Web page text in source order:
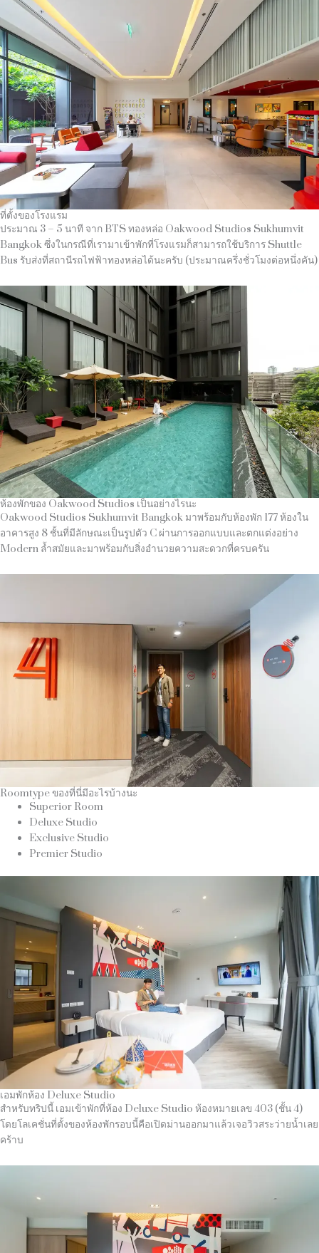
ที่ตั้งของโรงแรม
ประมาณ 3 – 5 นาที จาก BTS ทองหล่อ Oakwood Studios Sukhumvit
Bangkok ซึ่งในกรณีที่เรามาเข้าพักที่โรงแรมก็สามารถใช้บริการ Shuttle
Bus รับส่งที่สถานีรถไฟฟ้าทองหล่อได้นะครับ (ประมาณครึ่งชั่วโมงต่อหนึ่งคัน)
ห้องพักของ Oakwood Studios เป็นอย่างไรนะ
Oakwood Studios Sukhumvit Bangkok มาพร้อมกับห้องพัก 177 ห้องใน
อาคารสูง 8 ชั้นที่มีลักษณะเป็นรูปตัว C ผ่านการออกแบบและตกแต่งอย่าง
Modern ล้ำสมัยและมาพร้อมกับสิ่งอำนวยความสะดวกที่ครบครัน
Roomtype ของที่นี่มีอะไรบ้างนะ
Superior Room
Deluxe Studio
Exclusive Studio
Premier Studio
เอมพักห้อง Deluxe Studio
สำหรับทริปนี้ เอมเข้าพักที่ห้อง Deluxe Studio ห้องหมายเลข 403 (ชั้น 4)
โดยโลเคชั่นที่ตั้งของห้องพักรอบนี้คือเปิดม่านออกมาแล้วเจอวิวสระว่ายน้ำเลย
คร้าบ